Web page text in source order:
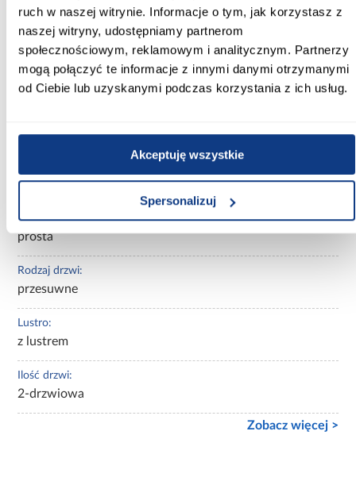
ruch w naszej witrynie. Informacje o tym, jak korzystasz z
naszej witryny, udostępniamy partnerom
społecznościowym, reklamowym i analitycznym. Partnerzy
mogą połączyć te informacje z innymi danymi otrzymanymi
od Ciebie lub uzyskanymi podczas korzystania z ich usług.
Akceptuję wszystkie
Spersonalizuj
Wysokość [cm]:
215.00
Kolor korpusu:
dąb artisan
artisan
jasne drewnopodobne
Rodzaj szafy:
prosta
Rodzaj drzwi:
przesuwne
Lustro:
z lustrem
Ilość drzwi:
2-drzwiowa
Zobacz więcej >